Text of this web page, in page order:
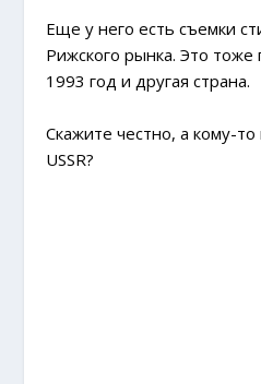
Еще у него есть съемки
Рижского рынка. Это тоже
1993 год и другая страна.
Скажите честно, а кому-
USSR?